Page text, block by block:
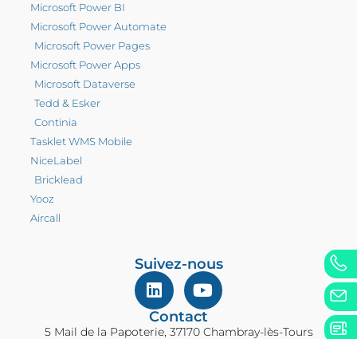
Microsoft Power BI
Microsoft Power Automate
Microsoft Power Pages
Microsoft Power Apps
Microsoft Dataverse
Tedd & Esker
Continia
Tasklet WMS Mobile
NiceLabel
Bricklead
Yooz
Aircall
Suivez-nous
Contact
5 Mail de la Papoterie, 37170 Chambray-lès-Tours